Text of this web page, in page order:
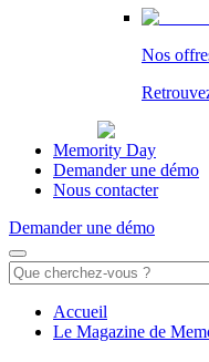
Nos
Memority Day
Demander une démo
Nous contacter
Demander une démo
Accueil
Le Magazine de